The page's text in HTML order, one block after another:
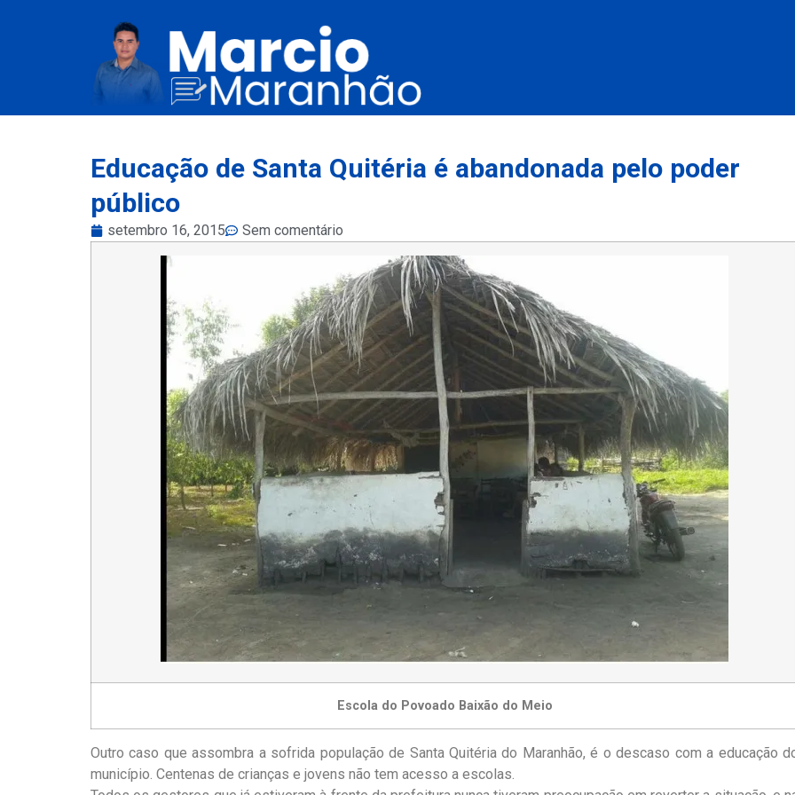
Educação de Santa Quitéria é abandonada pelo poder
público
setembro 16, 2015 Sem comentário
Escola do Povoado Baixão do Meio
Outro caso que assombra a sofrida população de Santa Quitéria do Maranhão, é o descaso com a educação
município. Centenas de crianças e jovens não tem acesso a escolas.